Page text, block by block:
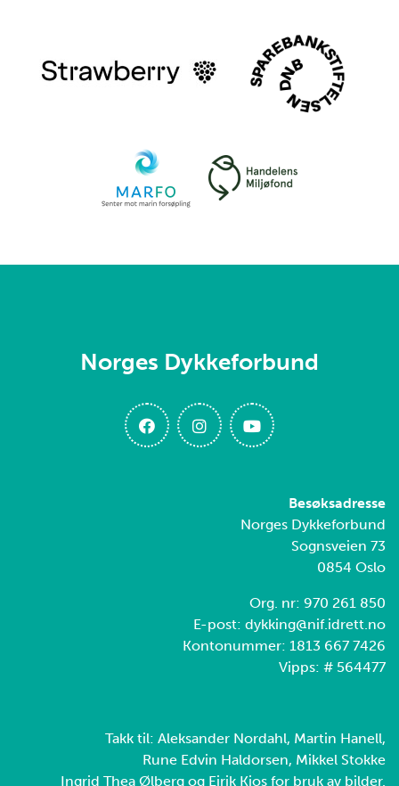
Norges Dykkeforbund
Besøksadresse
Norges Dykkeforbund
Sognsveien 73
0854 Oslo
Org. nr: 970 261 850
E-post: dykking@nif.idrett.no
Kontonummer: 1813 667 7426
Vipps: # 564477
Takk til: Aleksander Nordahl, Martin Hanell,
Rune Edvin Haldorsen, Mikkel Stokke
Ingrid Thea Ølberg og Eirik Kjos for bruk av bilder.